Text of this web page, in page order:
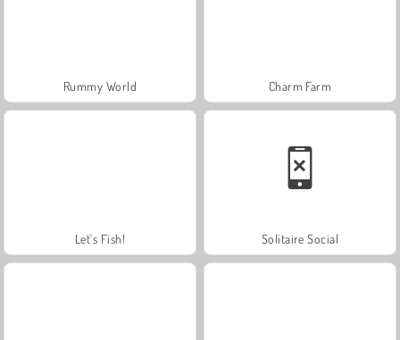
Rummy World Charm Farm
Let's Fish! Solitaire Social